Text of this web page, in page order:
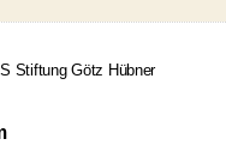
Stiftung Götz Hübner